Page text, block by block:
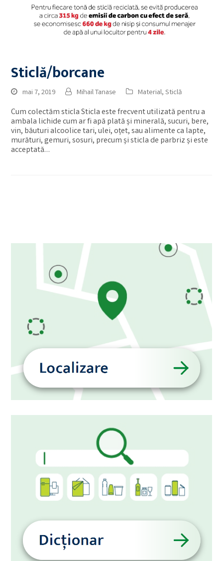
Sticlă/borcane
mai 7, 2019 Mihail Tanase Material,Sticlă
Cum colectăm sticla Sticla este frecvent utilizată pentru a
ambala lichide cum ar fi apă plată și minerală, sucuri, bere,
vin, băuturi alcoolice tari, ulei, oțet, sau alimente ca lapte,
murături, gemuri, sosuri, precum și sticla de parbriz și este
acceptată…